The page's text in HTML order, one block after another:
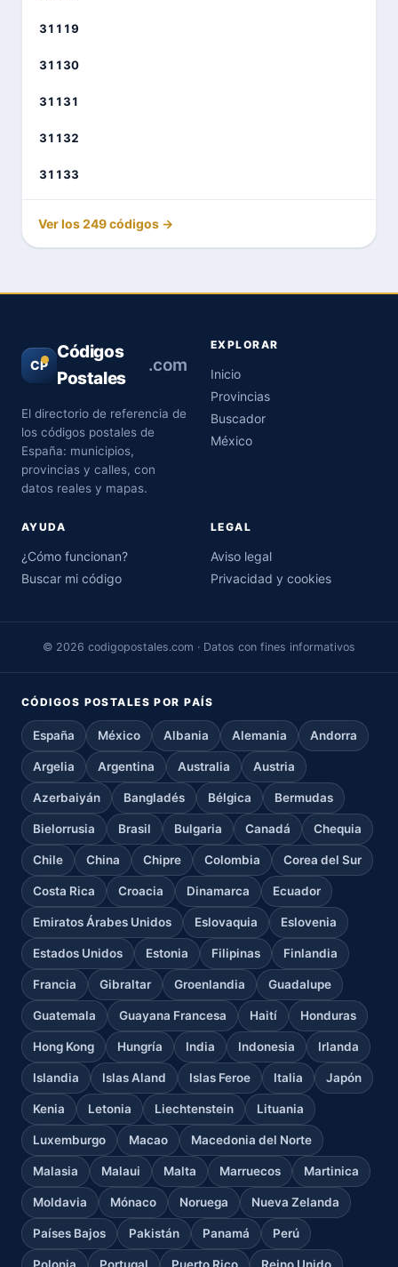
31119
31130
31131
31132
31133
Ver los 249 códigos →
CP
Códigos
Postales
.com
El directorio de referencia de
los códigos postales de
España: municipios,
provincias y calles, con
datos reales y mapas.
EXPLORAR
Inicio
Provincias
Buscador
México
AYUDA
¿Cómo funcionan?
Buscar mi código
LEGAL
Aviso legal
Privacidad y cookies
© 2026 codigopostales.com · Datos con fines informativos
CÓDIGOS POSTALES POR PAÍS
España México Albania Alemania Andorra
Argelia Argentina Australia Austria
Azerbaiyán Bangladés Bélgica Bermudas
Bielorrusia Brasil Bulgaria Canadá Chequia
Chile China Chipre Colombia Corea del Sur
Costa Rica Croacia Dinamarca Ecuador
Emiratos Árabes Unidos Eslovaquia Eslovenia
Estados Unidos Estonia Filipinas Finlandia
Francia Gibraltar Groenlandia Guadalupe
Guatemala Guayana Francesa Haití Honduras
Hong Kong Hungría India Indonesia Irlanda
Islandia Islas Aland Islas Feroe Italia Japón
Kenia Letonia Liechtenstein Lituania
Luxemburgo Macao Macedonia del Norte
Malasia Malaui Malta Marruecos Martinica
Moldavia Mónaco Noruega Nueva Zelanda
Países Bajos Pakistán Panamá Perú
Polonia Portugal Puerto Rico Reino Unido